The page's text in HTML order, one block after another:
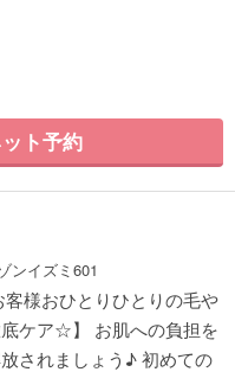
ト予約
ンイズミ601
客様おひとりひとりの毛や
ケア☆】 お肌への負担を
されましょう♪ 初めての